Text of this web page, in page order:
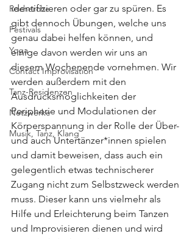
Recherche
Festivals
Yoga
Contact Improvisation
Tanz-Residenzen
Netzwerke
Musik, Tanz, Klang
identifizieren oder gar zu spüren. Es
gibt dennoch Übungen, welche uns
genau dabei helfen können, und
einige davon werden wir uns an
diesem Wochenende vornehmen. Wir
werden außerdem mit den
Ausdrucksmöglichkeiten der
Peripherie und Modulationen der
Körperspannung in der Rolle der Über-
und auch Untertänzer*innen spielen
und damit beweisen, dass auch ein
gelegentlich etwas technischerer
Zugang nicht zum Selbstzweck werden
muss. Dieser kann uns vielmehr als
Hilfe und Erleichterung beim Tanzen
und Improvisieren dienen und wird